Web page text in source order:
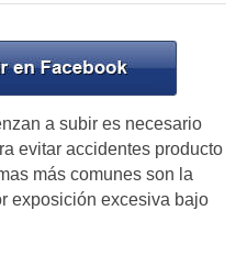
a subir es necesario
evitar accidentes producto
más comunes son la
exposición excesiva bajo